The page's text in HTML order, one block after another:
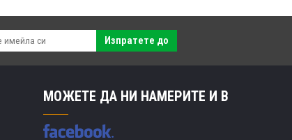
Изпратете до
МОЖЕТЕ ДА НИ НАМЕРИТЕ И В